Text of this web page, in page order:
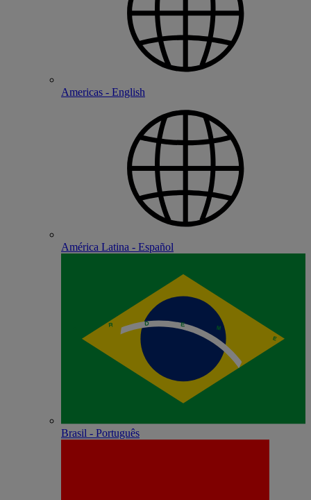
Americas - English
América Latina - Español
Brasil - Português